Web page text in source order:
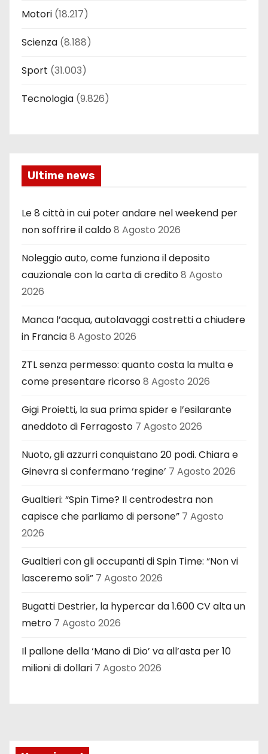
Motori (18.217)
Scienza (8.188)
Sport (31.003)
Tecnologia (9.826)
Ultime news
Le 8 città in cui poter andare nel weekend per
non soffrire il caldo8 Agosto 2026
Noleggio auto, come funziona il deposito
cauzionale con la carta di credito8 Agosto
2026
Manca l’acqua, autolavaggi costretti a chiudere
in Francia8 Agosto 2026
ZTL senza permesso: quanto costa la multa e
come presentare ricorso8 Agosto 2026
Gigi Proietti, la sua prima spider e l’esilarante
aneddoto di Ferragosto 7 Agosto 2026
Nuoto, gli azzurri conquistano 20 podi. Chiara e
Ginevra si confermano ‘regine’ 7 Agosto 2026
Gualtieri: “Spin Time? Il centrodestra non
capisce che parliamo di persone” 7 Agosto
2026
Gualtieri con gli occupanti di Spin Time: “Non vi
lasceremo soli” 7 Agosto 2026
Bugatti Destrier, la hypercar da 1.600 CV alta un
metro 7 Agosto 2026
Il pallone della ‘Mano di Dio’ va all’asta per 10
milioni di dollari 7 Agosto 2026